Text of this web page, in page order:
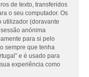
de texto, transferidos
o seu computador. Os
utilizador (doravante
anónima
para si pelo
sempre que tenha
e é usado para
experiência como